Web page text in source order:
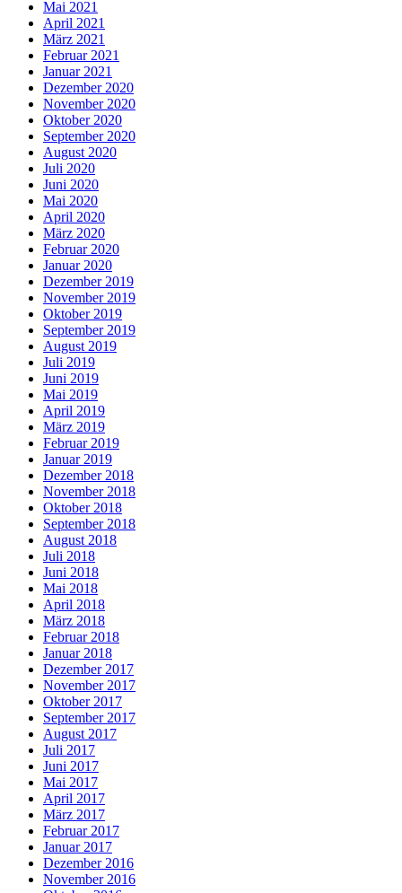
Mai 2021
April 2021
März 2021
Februar 2021
Januar 2021
Dezember 2020
November 2020
Oktober 2020
September 2020
August 2020
Juli 2020
Juni 2020
Mai 2020
April 2020
März 2020
Februar 2020
Januar 2020
Dezember 2019
November 2019
Oktober 2019
September 2019
August 2019
Juli 2019
Juni 2019
Mai 2019
April 2019
März 2019
Februar 2019
Januar 2019
Dezember 2018
November 2018
Oktober 2018
September 2018
August 2018
Juli 2018
Juni 2018
Mai 2018
April 2018
März 2018
Februar 2018
Januar 2018
Dezember 2017
November 2017
Oktober 2017
September 2017
August 2017
Juli 2017
Juni 2017
Mai 2017
April 2017
März 2017
Februar 2017
Januar 2017
Dezember 2016
November 2016